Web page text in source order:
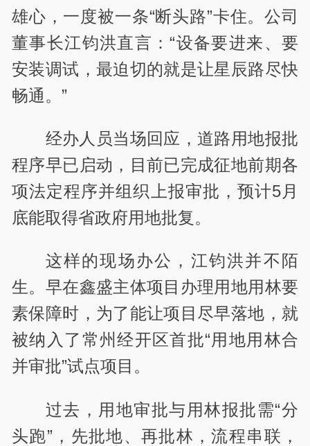
雄心，一度被一条“断头路”卡住。公司
董事长江钧洪直言：“设备要进来、要
安装调试，最迫切的就是让星辰路尽快
畅通。”
经办人员当场回应，道路用地报批
程序早已启动，目前已完成征地前期各
项法定程序并组织上报审批，预计5月
底能取得省政府用地批复。
这样的现场办公，江钧洪并不陌
生。早在鑫盛主体项目办理用地用林要
素保障时，为了能让项目尽早落地，就
被纳入了常州经开区首批“用地用林合
并审批”试点项目。
过去，用地审批与用林报批需“分
头跑”，先批地、再批林，流程串联，